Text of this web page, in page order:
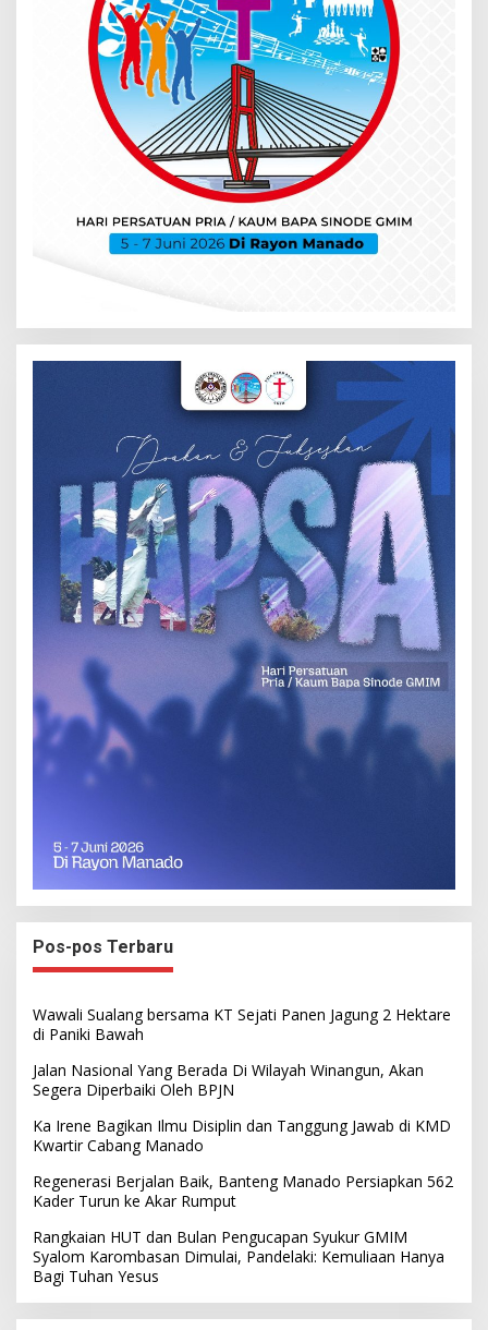
Pos-pos Terbaru
Wawali Sualang bersama KT Sejati Panen Jagung 2 Hektare
di Paniki Bawah
Jalan Nasional Yang Berada Di Wilayah Winangun, Akan
Segera Diperbaiki Oleh BPJN
Ka Irene Bagikan Ilmu Disiplin dan Tanggung Jawab di KMD
Kwartir Cabang Manado
Regenerasi Berjalan Baik, Banteng Manado Persiapkan 562
Kader Turun ke Akar Rumput
Rangkaian HUT dan Bulan Pengucapan Syukur GMIM
Syalom Karombasan Dimulai, Pandelaki: Kemuliaan Hanya
Bagi Tuhan Yesus